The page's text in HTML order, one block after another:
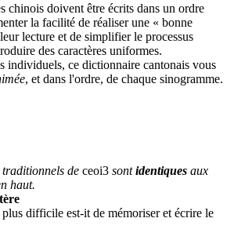
chinois doivent être écrits dans un ordre
la facilité de réaliser une « bonne
lecture et de simplifier le processus
des caractères uniformes.
individuels, ce dictionnaire cantonais vous
, et dans l'ordre, de chaque sinogramme.
traditionnels de ceoi3 sontidentiques aux
haut.